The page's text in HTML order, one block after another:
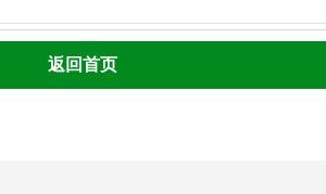
返回首页